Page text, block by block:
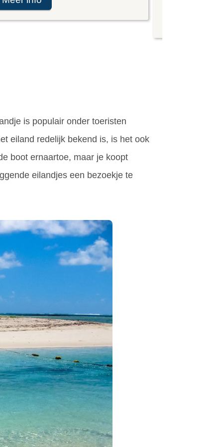
is populair onder toeristen
eiland redelijk bekend is, is het ook
boot ernaartoe, maar je koopt
eilandjes een bezoekje te